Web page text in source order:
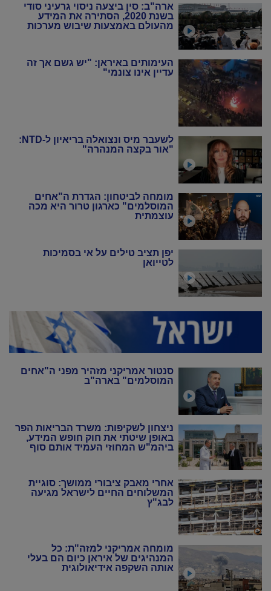
ארה"ב: סין ביצעה ניסוי גרעיני סודי
בשנת 2020, הסתירה את המידע
מהעולם באמצעות שיבוש מערכות
העימותים באיראן: "יש גשם אך זה
עדיין אינו צונמי"
לשעבר מיס ונצואלה בריאיון ל-NTD:
"אור בקצה המנהרה"
מומחה לביטחון: הגדרת ה"אחים
המוסלמים" כארגון טרור היא מכה
עוצמתית
יפן תציב טילים על אי בסמיכות
לטייואן
סנטור אמריקני מזהיר מפני ה"אחים
המוסלמים" בארה"ב
ניצחון לשקיפות: משרד הבריאות הפר
באופן שיטתי את חוק חופש המידע,
ביהמ"ש המחוזי העמיד אותם סוף
אחרי מאבק ציבורי ממושך: סוגיית
המשלוחים החיים לישראל מגיעה
לבג"ץ
מומחה אמריקני למזה"ת: כל
המנהיגים של איראן כיום הם בעלי
אותה השקפה אידיאולוגית